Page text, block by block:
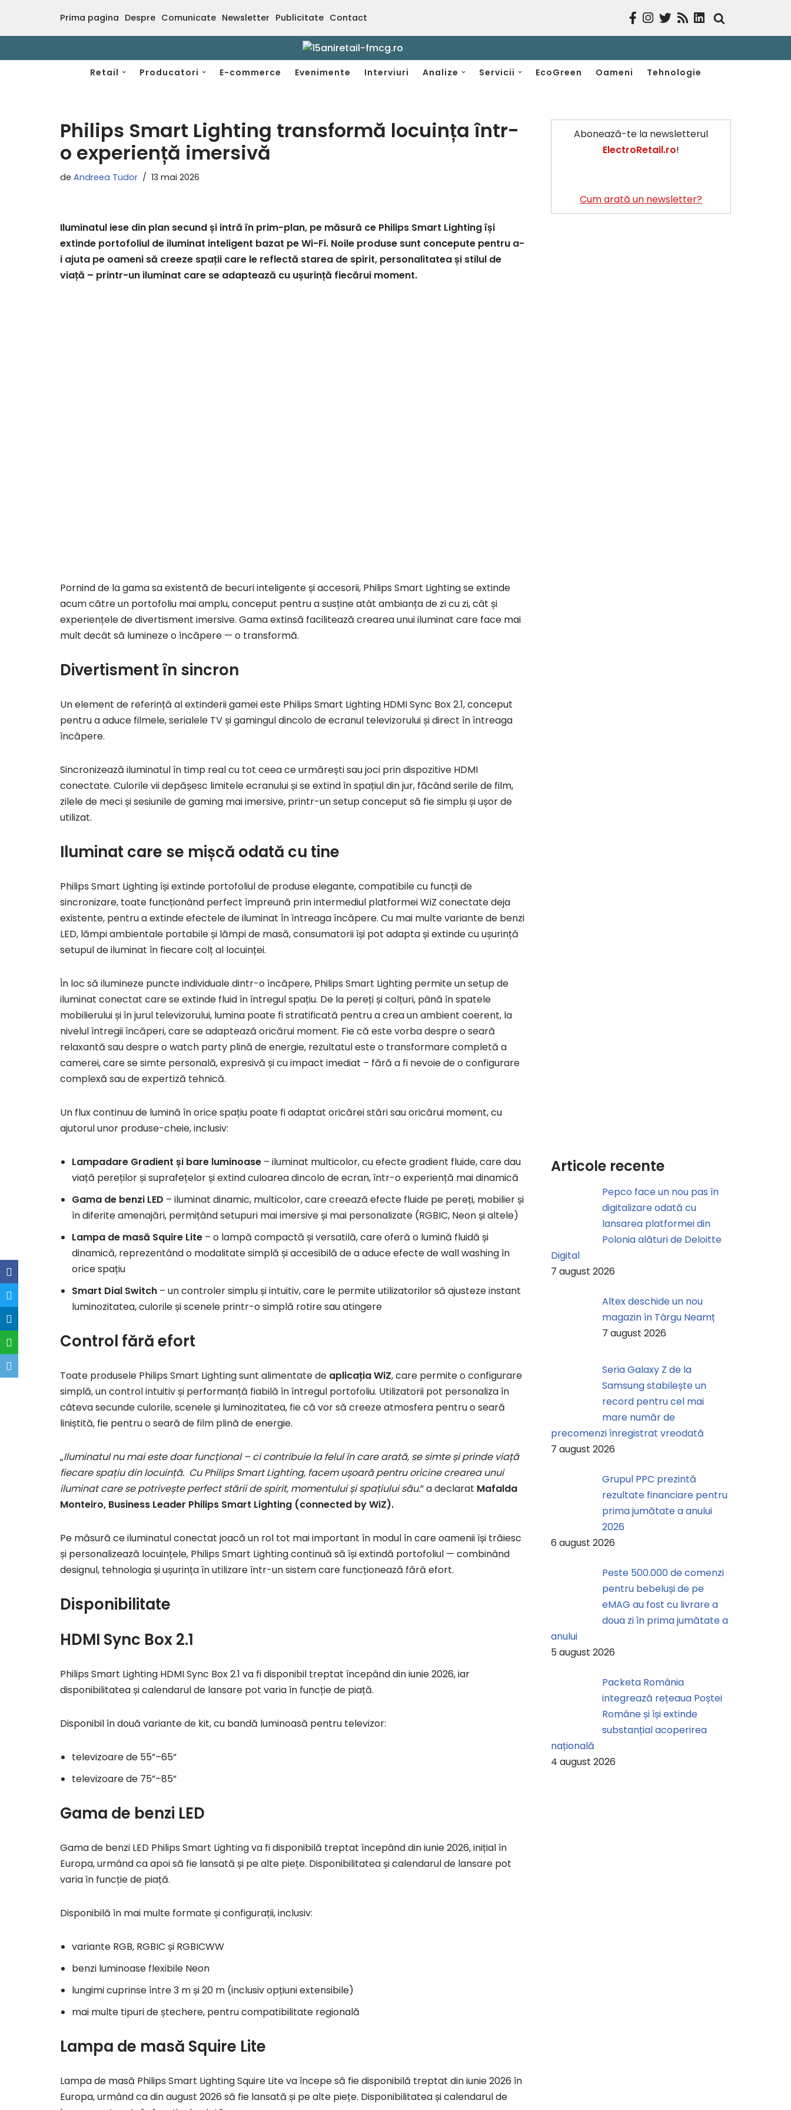
Sari
conținut
Prima pagina Despre Comunicate Newsletter Publicitate Contact
Retail Producatori E-commerce Evenimente Interviuri Analize Servicii EcoGreen Oameni Tehnologie
Philips Smart Lighting transformă locuința într-
o experiență imersivă
de Andreea Tudor 13 mai 2026
Iluminatul iese din plan secund și intră în prim-plan, pe măsură ce Philips Smart Lighting își
extinde portofoliul de iluminat inteligent bazat pe Wi-Fi. Noile produse sunt concepute pentru a-
i ajuta pe oameni să creeze spații care le reflectă starea de spirit, personalitatea și stilul de
viață – printr-un iluminat care se adaptează cu ușurință fiecărui moment.
Pornind de la gama sa existentă de becuri inteligente și accesorii, Philips Smart Lighting se extinde
acum către un portofoliu mai amplu, conceput pentru a susține atât ambianța de zi cu zi, cât și
experiențele de divertisment imersive. Gama extinsă facilitează crearea unui iluminat care face mai
mult decât să lumineze o încăpere — o transformă.
Divertisment în sincron
Un element de referință al extinderii gamei este Philips Smart Lighting HDMI Sync Box 2.1, conceput
pentru a aduce filmele, serialele TV și gamingul dincolo de ecranul televizorului și direct în întreaga
încăpere.
Sincronizează iluminatul în timp real cu tot ceea ce urmărești sau joci prin dispozitive HDMI
conectate. Culorile vii depășesc limitele ecranului și se extind în spațiul din jur, făcând serile de film,
zilele de meci și sesiunile de gaming mai imersive, printr-un setup conceput să fie simplu și ușor de
utilizat.
Iluminat care se mișcă odată cu tine
Philips Smart Lighting își extinde portofoliul de produse elegante, compatibile cu funcții de
sincronizare, toate funcționând perfect împreună prin intermediul platformei WiZ conectate deja
existente, pentru a extinde efectele de iluminat în întreaga încăpere. Cu mai multe variante de benzi
LED, lămpi ambientale portabile și lămpi de masă, consumatorii își pot adapta și extinde cu ușurință
setupul de iluminat în fiecare colț al locuinței.
În loc să ilumineze puncte individuale dintr-o încăpere, Philips Smart Lighting permite un setup de
iluminat conectat care se extinde fluid în întregul spațiu. De la pereți și colțuri, până în spatele
mobilierului și în jurul televizorului, lumina poate fi stratificată pentru a crea un ambient coerent, la
nivelul întregii încăperi, care se adaptează oricărui moment. Fie că este vorba despre o seară
relaxantă sau despre o watch party plină de energie, rezultatul este o transformare completă a
camerei, care se simte personală, expresivă și cu impact imediat – fără a fi nevoie de o configurare
complexă sau de expertiză tehnică.
Un flux continuu de lumină în orice spațiu poate fi adaptat oricărei stări sau oricărui moment, cu
ajutorul unor produse-cheie, inclusiv:
Lampadare Gradient și bare luminoase – iluminat multicolor, cu efecte gradient fluide, care dau
viață pereților și suprafețelor și extind culoarea dincolo de ecran, într-o experiență mai dinamică
Gama de benzi LED – iluminat dinamic, multicolor, care creează efecte fluide pe pereți, mobilier și
în diferite amenajări, permițând setupuri mai imersive și mai personalizate (RGBIC, Neon și altele)
Lampa de masă Squire Lite – o lampă compactă și versatilă, care oferă o lumină fluidă și
dinamică, reprezentând o modalitate simplă și accesibilă de a aduce efecte de wall washing în
orice spațiu
Smart Dial Switch – un controler simplu și intuitiv, care le permite utilizatorilor să ajusteze instant
luminozitatea, culorile și scenele printr-o simplă rotire sau atingere
Control fără efort
Toate produsele Philips Smart Lighting sunt alimentate de aplicația WiZ, care permite o configurare
simplă, un control intuitiv și performanță fiabilă în întregul portofoliu. Utilizatorii pot personaliza în
câteva secunde culorile, scenele și luminozitatea, fie că vor să creeze atmosfera pentru o seară
liniștită, fie pentru o seară de film plină de energie.
„Iluminatul nu mai este doar funcțional – ci contribuie la felul în care arată, se simte și prinde viață
fiecare spațiu din locuință. Cu Philips Smart Lighting, facem ușoară pentru oricine crearea unui
iluminat care se potrivește perfect stării de spirit, momentului și spațiului său.” a declarat Mafalda
Monteiro, Business Leader Philips Smart Lighting (connected by WiZ).
Pe măsură ce iluminatul conectat joacă un rol tot mai important în modul în care oamenii își trăiesc
și personalizează locuințele, Philips Smart Lighting continuă să își extindă portofoliul — combinând
designul, tehnologia și ușurința în utilizare într-un sistem care funcționează fără efort.
Disponibilitate
HDMI Sync Box 2.1
Philips Smart Lighting HDMI Sync Box 2.1 va fi disponibil treptat începând din iunie 2026, iar
disponibilitatea și calendarul de lansare pot varia în funcție de piață.
Disponibil în două variante de kit, cu bandă luminoasă pentru televizor:
televizoare de 55”–65”
televizoare de 75”–85”
Gama de benzi LED
Gama de benzi LED Philips Smart Lighting va fi disponibilă treptat începând din iunie 2026, inițial în
Europa, urmând ca apoi să fie lansată și pe alte piețe. Disponibilitatea și calendarul de lansare pot
varia în funcție de piață.
Disponibilă în mai multe formate și configurații, inclusiv:
variante RGB, RGBIC și RGBICWW
benzi luminoase flexibile Neon
lungimi cuprinse între 3 m și 20 m (inclusiv opțiuni extensibile)
mai multe tipuri de ștechere, pentru compatibilitate regională
Lampa de masă Squire Lite
Lampa de masă Philips Smart Lighting Squire Lite va începe să fie disponibilă treptat din iunie 2026 în
Europa, urmând ca din august 2026 să fie lansată și pe alte piețe. Disponibilitatea și calendarul de
Abonează-te la newsletterul
ElectroRetail.ro!
Cum arată un newsletter?
Articole recente
Pepco face un nou pas în
digitalizare odată cu
lansarea platformei din
Polonia alături de Deloitte
Digital
7 august 2026
Altex deschide un nou
magazin în Târgu Neamț
7 august 2026
Seria Galaxy Z de la
Samsung stabilește un
record pentru cel mai
mare număr de
precomenzi înregistrat vreodată
7 august 2026
Grupul PPC prezintă
rezultate financiare pentru
prima jumătate a anului
2026
6 august 2026
Peste 500.000 de comenzi
pentru bebeluși de pe
eMAG au fost cu livrare a
doua zi în prima jumătate a
anului
5 august 2026
Packeta România
integrează rețeaua Poștei
Române și își extinde
substanțial acoperirea
națională
4 august 2026